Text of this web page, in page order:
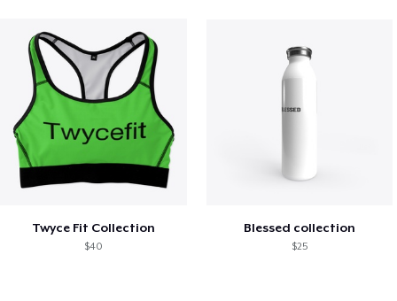
Twyce Fit Collection
$40
Blessed collection
$25